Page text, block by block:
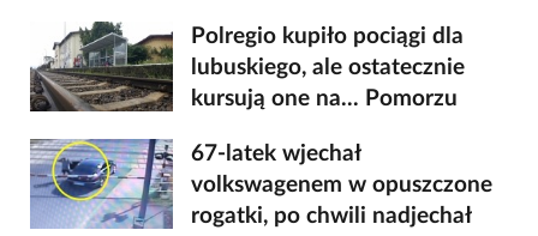
Polregio kupiło pociągi dla
lubuskiego, ale ostatecznie
kursują one na... Pomorzu
67-latek wjechał
volkswagenem w opuszczone
rogatki, po chwili nadjechał